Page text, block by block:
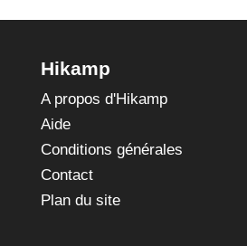
Hikamp
A propos d'Hikamp
Aide
Conditions générales
Contact
Plan du site